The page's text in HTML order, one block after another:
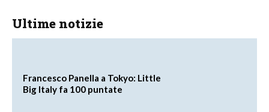
Ultime notizie
Francesco Panella a Tokyo: Little
Big Italy fa 100 puntate